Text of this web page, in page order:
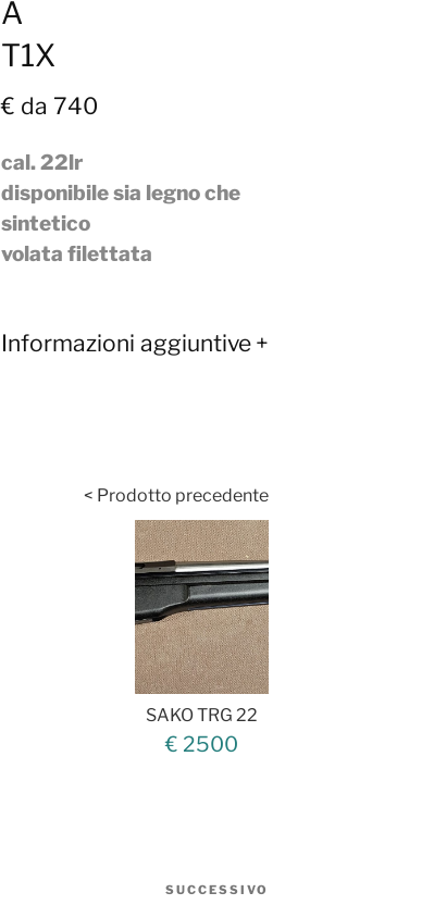
A
T1X
€ da 740
cal. 22lr
disponibile sia legno che
sintetico
volata filettata
Informazioni aggiuntive
< Prodotto precedente
SAKO TRG 22
€ 2500
SUCCESSIVO